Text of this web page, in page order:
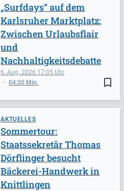
bookmark_border
6. Aug. 2026 17:05
04:30 Min.
„Surfdays“ auf dem
Karlsruher Marktplatz:
Zwischen Urlaubsflair
und
Nachhaltigkeitsdebatte
AKTUELLES
Sommertour:
Staatssekretär Thomas
Dörflinger besucht
Bäckerei-Handwerk in
Knittlingen